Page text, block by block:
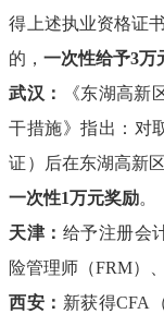
得上述执业资格证
的，一次性给予3万
武汉：
《东湖高新
干措施》指出：对
证）后在东湖高新
一次性1万元奖励。
天津： 给予注册会
险管理师（FRM）
西安： 新获得CFA